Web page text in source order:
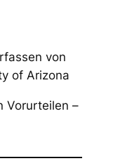
von
of Arizona
Vorurteilen –